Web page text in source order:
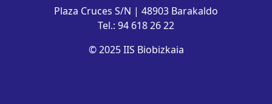
Plaza Cruces S/N | 48903 Barakaldo
Tel.: 94 618 26 22
© 2025 IIS Biobizkaia